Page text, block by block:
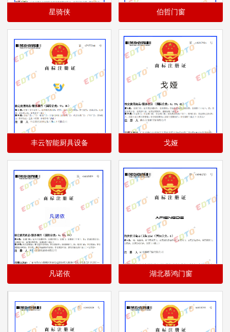
星骑侠 伯哲门窗
丰云智能厨具设备 戈娅
凡诺依 湖北慕鸿门窗